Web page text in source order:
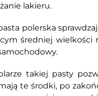
lakieru.
polerska
średniej wielkości
takiej pasty
te środki, po